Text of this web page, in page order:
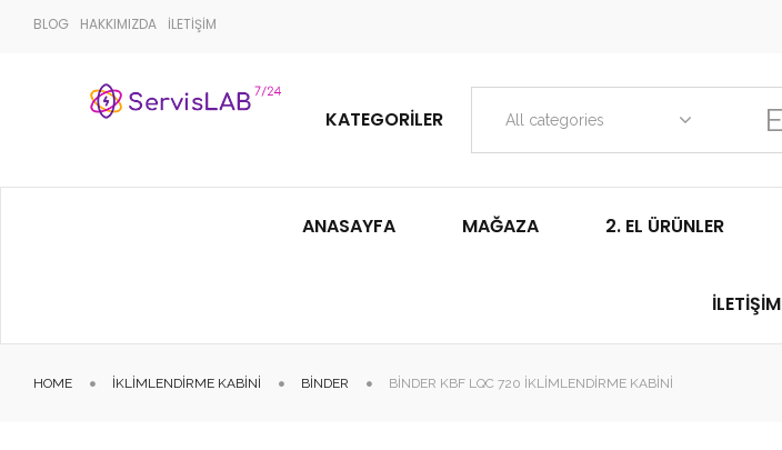
BLOG HAKKIMIZDA İLETİŞİM
KATEGORILER All categories
ANASAYFA MAĞAZA 2. EL ÜRÜNLER
İLETIŞIM
HOME İKLIMLENDIRME KABINI BINDER BINDER KBF LQC 720 İKLIMLENDIRME KABINI